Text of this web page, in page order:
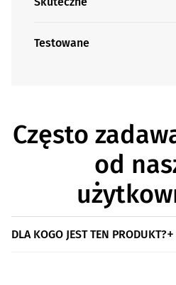
Testowane
Często
od
DLA KOGO JEST TEN PRODUKT?